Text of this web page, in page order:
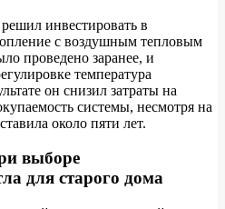
инвестировать в
с воздушным тепловым
проведено заранее, и
температура
он снизил затраты на
системы, несмотря на
около пяти лет.
выборе
для старого дома